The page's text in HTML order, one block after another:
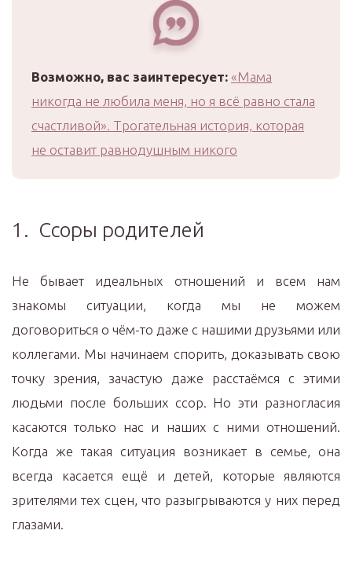
Возможно, вас заинтересует: «Мама
никогда не любила меня, но я всё равно стала
счастливой». Трогательная история, которая
не оставит равнодушным никого
1. Ссоры родителей
Не бывает идеальных отношений и всем нам
знакомы ситуации, когда мы не можем
договориться о чём-то даже с нашими друзьями или
коллегами. Мы начинаем спорить, доказывать свою
точку зрения, зачастую даже расстаёмся с этими
людьми после больших ссор. Но эти разногласия
касаются только нас и наших с ними отношений.
Когда же такая ситуация возникает в семье, она
всегда касается ещё и детей, которые являются
зрителями тех сцен, что разыгрываются у них перед
глазами.